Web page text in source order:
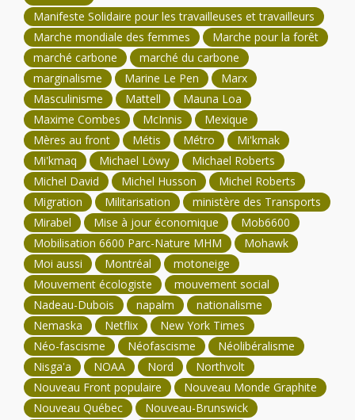
Manifeste Solidaire pour les travailleuses et travailleurs
Marche mondiale des femmes
Marche pour la forêt
marché carbone
marché du carbone
marginalisme
Marine Le Pen
Marx
Masculinisme
Mattell
Mauna Loa
Maxime Combes
McInnis
Mexique
Mères au front
Métis Métro
Mi'kmak
Mi'kmaq
Michael Löwy
Michael Roberts
Michel David
Michel Husson
Michel Roberts
Migration
Militarisation
ministère des Transports
Mirabel
Mise à jour économique
Mob6600
Mobilisation 6600 Parc-Nature MHM
Mohawk
Moi aussi
Montréal
motoneige
Mouvement écologiste
mouvement social
Nadeau-Dubois
napalm
nationalisme
Nemaska
Netflix
New York Times
Néo-fascisme
Néofascisme
Néolibéralisme
Nisga'a
NOAA Nord
Northvolt
Nouveau Front populaire
Nouveau Monde Graphite
Nouveau Québec
Nouveau-Brunswick